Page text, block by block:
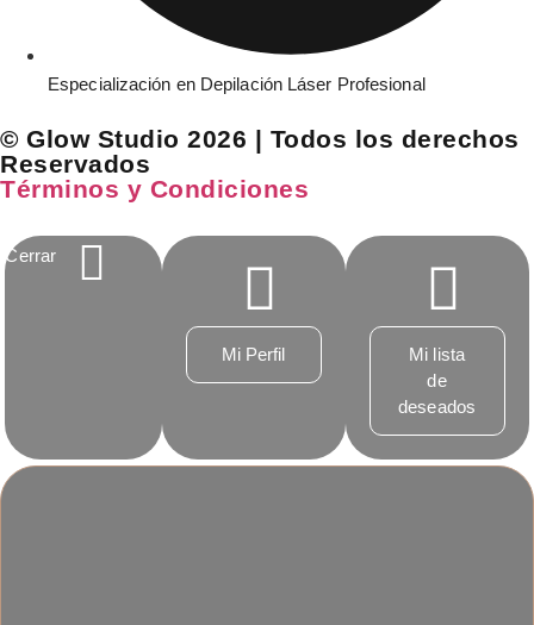
Especialización en Depilación Láser Profesional
© Glow Studio 2026 | Todos los derechos
Reservados
Términos y Condiciones
Cerrar
Mi Perfil
Mi lista
de
deseados